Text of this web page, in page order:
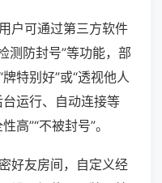
户可通过第三方软件
测防封号”等功能，部
特别好”或“透视他人
运行、自动连接等
高”“不被封号”。
好友房间，自定义经